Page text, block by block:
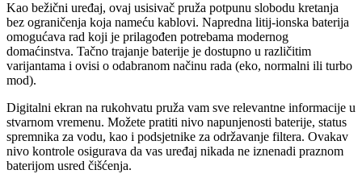
Kao bežični uređaj, ovaj usisivač pruža potpunu slobodu kretanja
bez ograničenja koja nameću kablovi. Napredna litij-ionska baterija
omogućava rad koji je prilagođen potrebama modernog
domaćinstva. Tačno trajanje baterije je dostupno u različitim
varijantama i ovisi o odabranom načinu rada (eko, normalni ili turbo
mod).
Digitalni ekran na rukohvatu pruža vam sve relevantne informacije u
stvarnom vremenu. Možete pratiti nivo napunjenosti baterije, status
spremnika za vodu, kao i podsjetnike za održavanje filtera. Ovakav
nivo kontrole osigurava da vas uređaj nikada ne iznenadi praznom
baterijom usred čišćenja.